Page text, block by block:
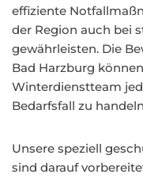
effiziente
der Region auch bei
gewährleisten. Die
Bad Harzburg
Winterdienstteam
Bedarfsfall zu
Unsere speziell
sind darauf